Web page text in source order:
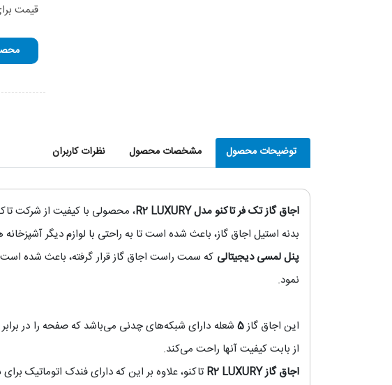
قیمت
توضیحات محصول مشخصات محصول نظرات کاربران
اجاق گاز تک فر تاکنو مدل R2 LUXURY
، محصولی با کیفیت از شرکت
بدنه استیل اجاق گاز، باعث شده است تا به راحتی با لوازم دیگر
پنل لمسی دیجیتالی که سمت راست اجاق گاز قرار گرفته، باعث شده است
نمود.
این اجاق گاز5 شعله دارای شبکه‌های چدنی می‌باشد که صفحه را در
از بابت کیفیت آنها راحت می‌کند.
اجاق گاز R2 LUXURY
تاکنو، علاوه بر این که دارای فندک اتوماتیک